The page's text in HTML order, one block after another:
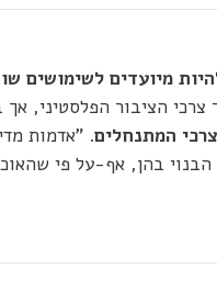
מיועדים לשימושים
הציבור הפלסטיני, אך
המתנחלים
של ההתנחלויות ו-66% מהשטח הבנוי בהן,